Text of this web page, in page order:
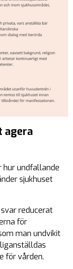
agera
hur undfallande
sjukhuset
reducerat
för
man undvikit
för vården.